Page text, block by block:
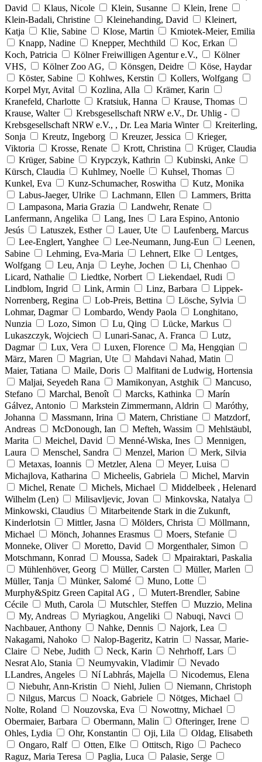
David
Klaus, Nicole Klein, Susanne
Klein, Irene
Klein-Badali, Christine
Kleinehanding, David
Kleinert,
Katja
Klie, Sabine Klose, Martin
Kmiotek-Meier, Emilia
Knapp, Nadine
Knepper, Mechthild
Koc, Erkan
Koch, Patricia
Kölner Freiwilligen Agentur e.V.,
Kölner
VHS,
Kölner Zoo AG, Könsgen, Deidre
Köse, Haydar
Köster, Sabine
Kohlwes, Kerstin
Kollers, Wolfgang
Korpel Myr, Avital
Kozlina, Alla
Krämer, Karin
Kranefeld, Charlotte
Kratsiuk, Hanna
Krause, Thomas
Krause, Walter
Krebsgesellschaft NRW e.V., Dr. Uhlig -
Krebsgesellschaft NRW e.V., , Dr. Lea Maria Winter
Kreiterling,
Sonja
Kreutz, Ingeborg Kreuzer, Jessica
Krieger,
Viktoria
Krosse, Renate Krott, Christina
Krüger, Claudia
Krüger, Sabine
Krypczyk, Kathrin
Kubinski, Anke
Kürsch, Claudia
Kuhlmey, Noelle
Kuhsel, Thomas
Kunkel, Eva
Kunz-Schumacher, Roswitha
Kutz, Monika
Labus-Jaeger, Ulrike
Lachmann, Ellen
Lammers, Britta
Lampasona, Maria Grazia
Landwehr, Renate
Lanfermann, Angelika
Lang, Ines
Lara Espino, Antonio
Jesús
Latuszek, Esther Lauer, Ute
Laufenberg, Marcus
Lee-Englert, Yanghee
Lee-Neumann, Jung-Eun
Leenen,
Sabine
Lehming, Eva-Maria Lehnert, Elke
Lentges,
Wolfgang
Leu, Anja Leyhe, Jochen
Li, Chenhao
Licard, Nathalie
Liedtke, Norbert
Liekendael, Rudi
Lindblom, Ingrid
Link, Armin Linz, Barbara
Lippek-
Norrenberg, Regina
Lob-Preis, Bettina
Lösche, Sylvia
Lohmar, Dagmar
Lombardo, Wendy Paola
Longhitano,
Nunzia
Lozo, Simon Lu, Qing
Lücke, Markus
Lukaszczyk, Wojciech
Lunari-Sanac, A. Franca
Lutz,
Dagmar
Lux, Vera Luxen, Florence
Ma, Hengqian
März, Maren
Magrian, Ute
Mahdavi Nahad, Matin
Maier, Tatiana
Maile, Doris
Malfitani de Ludwig, Hortensia
Maljai, Seyedeh Rana
Mamikonyan, Astghik
Mancuso,
Stefano
Marchal, Benoît Marcks, Kathinka
Marín
Gálvez, Antonio
Markstein Zimmermann, Aldrin
Maróthy,
Johanna
Massmann, Irina Matern, Christiane
Matzdorf,
Andreas
McDonough, Ian Mefteh, Wassim
Mehlstäubl,
Marita
Meichel, David Menné-Wiska, Ines
Mennigen,
Laura
Menschel, Sandra Menzel, Marion
Merk, Silvia
Metaxas, Ioannis
Metzler, Alena
Meyer, Luisa
Michajlova, Katharina
Micheelis, Gabriela
Michel, Marvin
Michel, Renate
Michels, Michael
Middelbeek , Helenard
Wilhelm (Len)
Milisavljevic, Jovan
Minkovska, Natalya
Minkowski, Claudius
Mitarbeitende Stark in die Zukunft,
Kinderlotsin
Mittler, Jasna Mölders, Christa
Möllmann,
Michael
Mönch, Johannes Erasmus
Moers, Stefanie
Monneke, Oliver
Moretto, David
Morgenthaler, Simon
Motschmann, Konrad
Moussa, Sadek
Mpairaktari, Paskalia
Mühlenhöver, Georg
Müller, Carsten
Müller, Marlen
Müller, Tanja
Münker, Salomé
Muno, Lotte
Murphy&Spitz Green Capital AG ,
Mutert-Brendler, Sabine
Cécile
Muth, Carola Mutschler, Steffen
Muzzio, Melina
My, Andreas
Myriagkou, Angeliki
Nabuqi, Navci
Nachbauer, Anthony
Nahke, Dennis
Najork, Lea
Nakagami, Nahoko
Nalop-Bageritz, Katrin
Nassar, Marie-
Claire
Nebe, Judith Neck, Karin
Nehrhoff, Lars
Nesrat Alo, Stania
Neumyvakin, Vladimir
Nevado
LLandres, Angeles
Ní Labhrás, Majella
Nicodemus, Elena
Niebuhr, Ann-Kristin
Niehl, Julien
Niemann, Christoph
Nilgus, Marcus
Noack, Gabriele
Nötges, Michael
Nolte, Roland
Nouzovska, Eva
Nowottny, Michael
Obermaier, Barbara
Obermann, Malin
Ofteringer, Irene
Ohles, Lydia
Ohr, Konstantin Oji, Lila
Oldag, Elisabeth
Ongaro, Ralf
Otten, Elke Ottitsch, Rigo
Pacheco
Raguz, Maria Teresa
Paglia, Luca
Palasie, Serge